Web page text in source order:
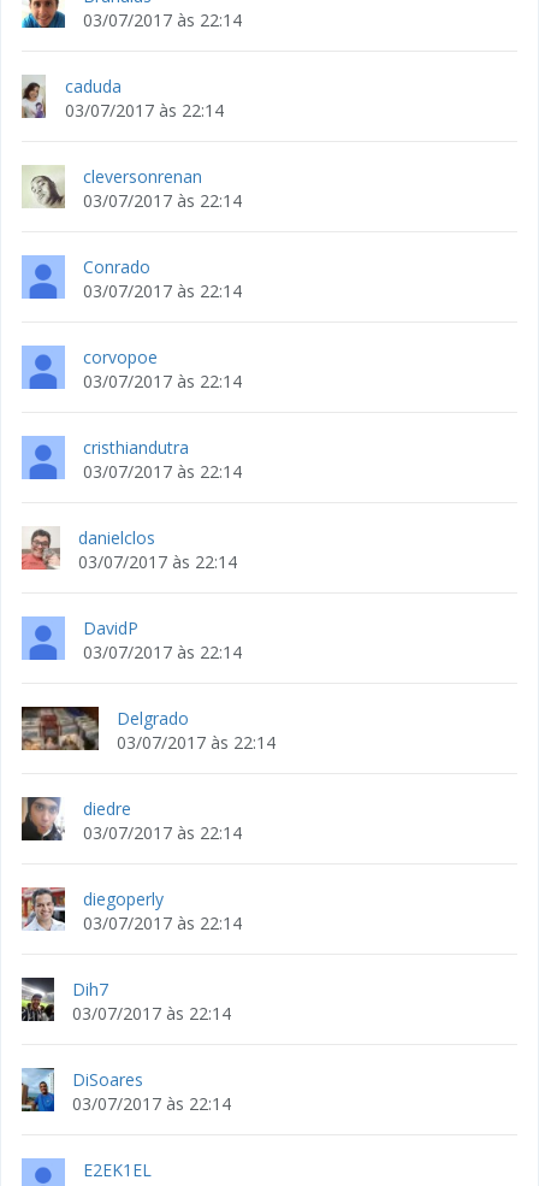
03/07/2017 às 22:14
caduda
03/07/2017 às 22:14
cleversonrenan
03/07/2017 às 22:14
Conrado
03/07/2017 às 22:14
corvopoe
03/07/2017 às 22:14
cristhiandutra
03/07/2017 às 22:14
danielclos
03/07/2017 às 22:14
DavidP
03/07/2017 às 22:14
Delgrado
03/07/2017 às 22:14
diedre
03/07/2017 às 22:14
diegoperly
03/07/2017 às 22:14
Dih7
03/07/2017 às 22:14
DiSoares
03/07/2017 às 22:14
E2EK1EL